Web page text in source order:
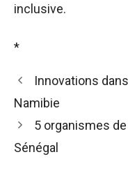
inclusive.
*
Innovations
Namibie
5 organismes
Sénégal